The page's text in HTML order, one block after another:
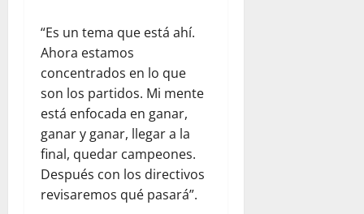
“Es un tema que está ahí.
Ahora estamos
concentrados en lo que
son los partidos. Mi mente
está enfocada en ganar,
ganar y ganar, llegar a la
final, quedar campeones.
Después con los directivos
revisaremos qué pasará”.